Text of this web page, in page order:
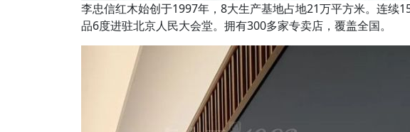
李忠信红木始创于1997年，8大生产基地占地21万平方米。连续
品6度进驻北京人民大会堂。拥有300多家专卖店，覆盖全国。